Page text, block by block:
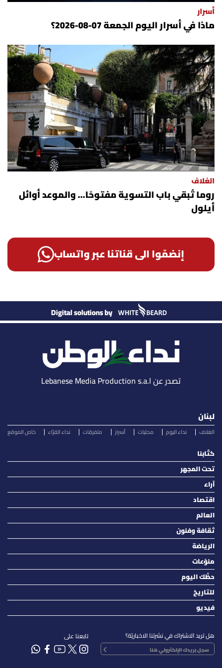
شروط الإشتراك
Digital solutions by
أسرار
ماذا في أسرار اليوم الجمعة 07-08-2026؟
الغلاف
روما تُبقي باب التسوية مفتوحًا... والموعد أوائل
أيلول
إنضمّوا الى قناتنا عبر واتساب
Digital solutions by
تصدر عن Lebanese Media Production s.a.l
لبنان
الغلاف نداء اليوم محليات أسرار متفرقات نداء القرّاء خاص الموقع
كتّابنا
تحت المجهر
آراء
اقتصاد
العالم
ثقافة وفنون
الرياضة
منوّعات
حظّك اليوم
للتاريخ
فيديو
هل تريد الاشتراك في نشرتنا الاخباريّة؟ تابعنا على